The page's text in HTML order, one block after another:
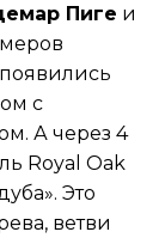
Пиге и
с
А через 4
Royal Oak
Это
ветви